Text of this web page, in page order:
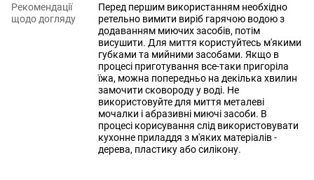
Рекомендації
щодо догляду
Перед першим використанням необхідно
ретельно вимити виріб гарячою водою з
додаванням миючих засобів, потім
висушити. Для миття користуйтесь м'якими
губками та мийними засобами. Якщо в
процесі приготування все-таки пригоріла
їжа, можна попередньо на декілька хвилин
замочити сковороду у воді. Не
використовуйте для миття металеві
мочалки і абразивні миючі засоби. В
процесі корисування слід використовувати
кухонне приладдя з м'яких матеріалів -
дерева, пластику або силікону.